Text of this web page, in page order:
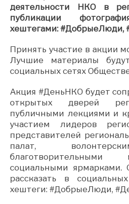
деятельности НКО в
публикации
хештегами: #ДобрыеЛюди,
Принять участие в акции
Лучшие материалы
социальных сетях
Акция #ДеньНКО будет
открытых дверей
публичными лекциями и
участием лидеров
представителей
палат,
социальными
рассказать в
хештеги: #ДобрыеЛюди,